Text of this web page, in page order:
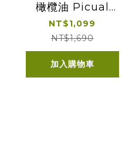
橄欖油 Picual
500ml 單入經典提
盒
NT$1,099
NT$1,690
加入購物車